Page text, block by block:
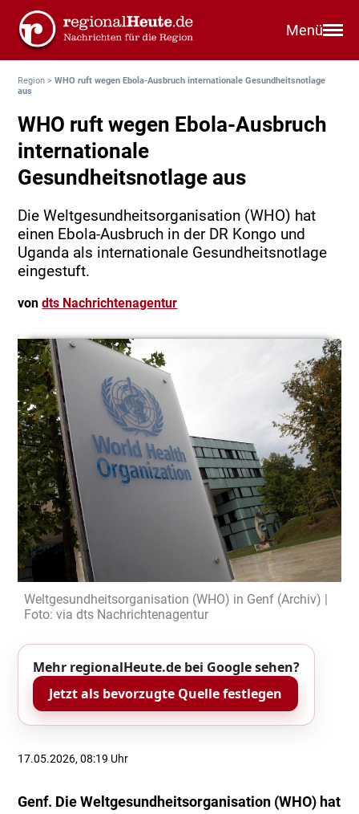
Menü
Region >WHO ruft wegen Ebola-Ausbruch internationale Gesundheitsnotlage
aus
WHO ruft wegen Ebola-Ausbruch
internationale
Gesundheitsnotlage aus
Die Weltgesundheitsorganisation (WHO) hat
einen Ebola-Ausbruch in der DR Kongo und
Uganda als internationale Gesundheitsnotlage
eingestuft.
vondts Nachrichtenagentur
Weltgesundheitsorganisation (WHO) in Genf (Archiv) |
Foto: via dts Nachrichtenagentur
Mehr regionalHeute.de bei Google sehen?
Jetzt als bevorzugte Quelle festlegen
17.05.2026, 08:19 Uhr
Genf. Die Weltgesundheitsorganisation (WHO) hat